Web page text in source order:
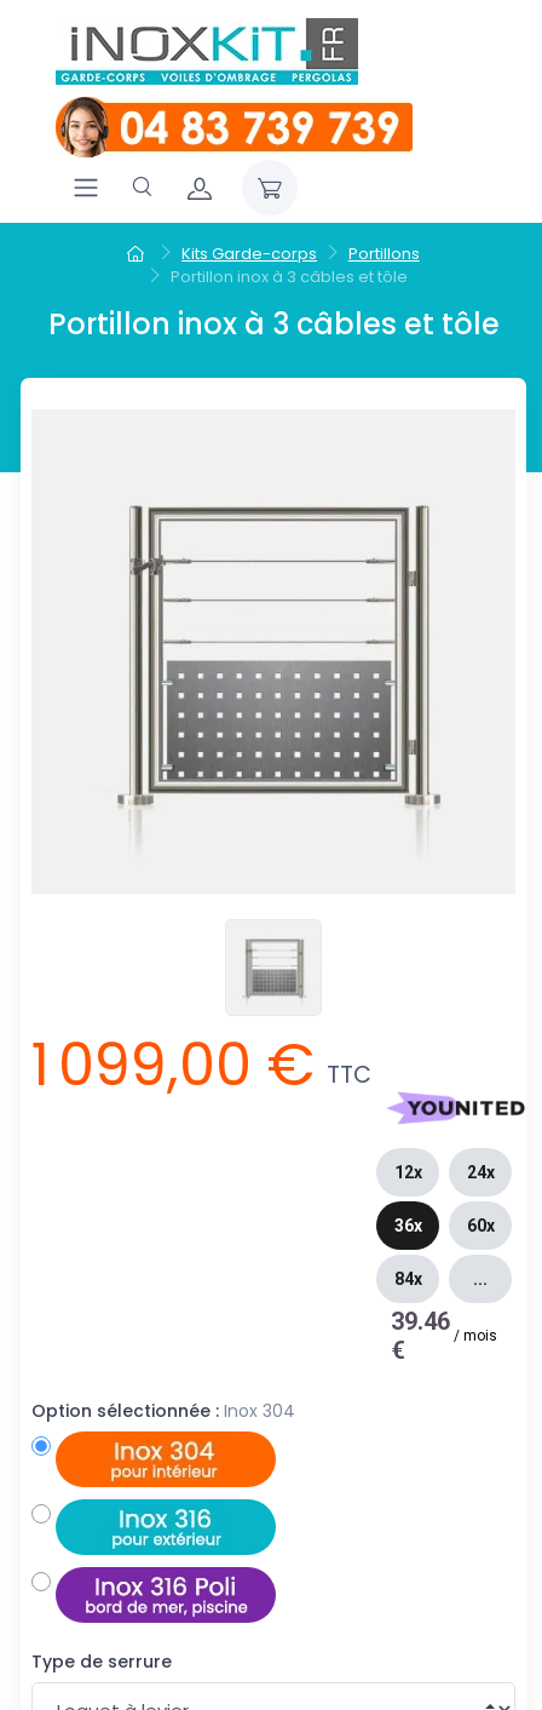
Kits Garde-corps
Portillons
Portillon inox à 3 câbles et tôle
Portillon inox à 3 câbles et tôle
1 099,00 € TTC
12x 24x
36x 60x
84x ...
39.46
€
/ mois
Option sélectionnée : Inox 304
Type de serrure